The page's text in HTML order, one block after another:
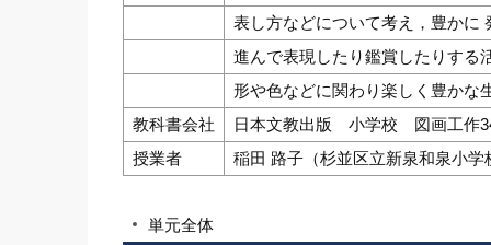
表し方などについて考え，豊かに
進んで表現したり鑑賞したりする
形や色などに関わり楽しく豊かな
教科書会社
日本文教出版 小学校 図画工作
授業者
稲田 路子（杉並区立新泉和泉小学
単元全体